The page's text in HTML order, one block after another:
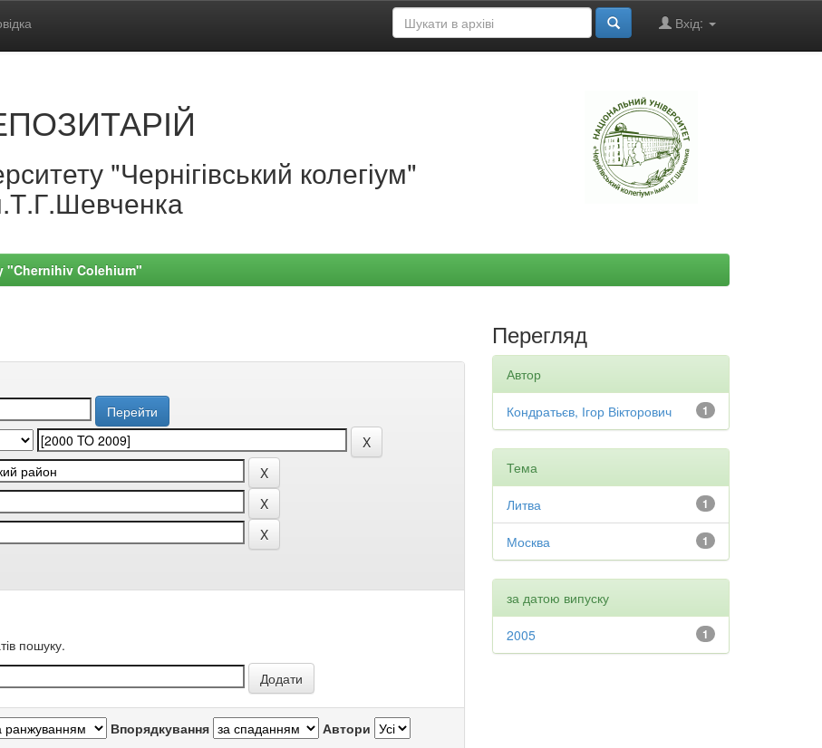
Вхід:
"Чернігівський колегіум"
"Chernihiv Colehium"
пошуку.
Впорядкування Автори
Перегляд
Автор
1
Кондратьєв, Ігор Вікторович
Тема
1
Литва
1
Москва
за датою випуску
1
2005